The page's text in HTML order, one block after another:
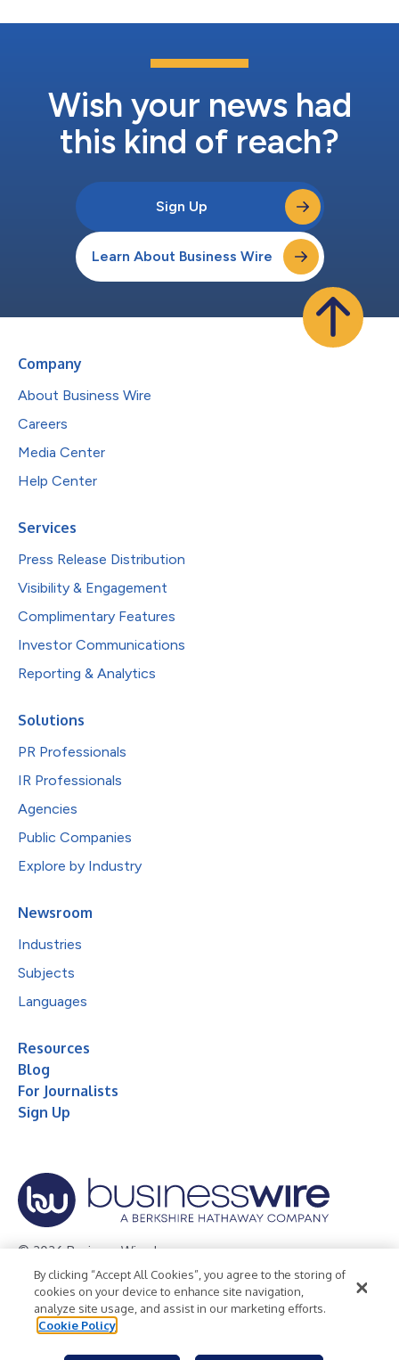
Wish your news had
this kind of reach?
Sign Up
Learn About Business Wire
Company
About Business Wire
Careers
Media Center
Help Center
Services
Press Release Distribution
Visibility & Engagement
Complimentary Features
Investor Communications
Reporting & Analytics
Solutions
PR Professionals
IR Professionals
Agencies
Public Companies
Explore by Industry
Newsroom
Industries
Subjects
Languages
Resources
Blog
For Journalists
Sign Up
© 2026 Business Wire, Inc.
Privacy Policy Cookie Policy
Accessibility Statement
Terms of Use
Legal
By clicking “Accept All Cookies”, you agree to the storing of
cookies on your device to enhance site navigation,
analyze site usage, and assist in our marketing efforts.
Cookie Policy